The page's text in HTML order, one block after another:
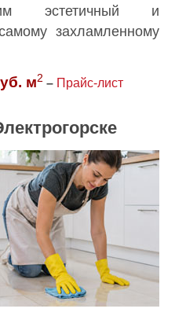
эстетичный и
захламленному
м2 – Прайс-лист